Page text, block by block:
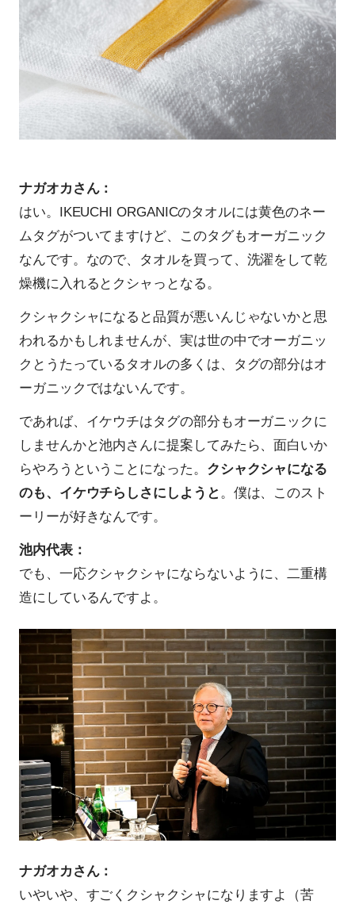
ナガオカさん：
はい。IKEUCHI ORGANICのタオルには黄色のネー
ムタグがついてますけど、このタグもオーガニック
なんです。なので、タオルを買って、洗濯をして乾
燥機に入れるとクシャっとなる。
クシャクシャになると品質が悪いんじゃないかと思
われるかもしれませんが、実は世の中でオーガニッ
クとうたっているタオルの多くは、タグの部分はオ
ーガニックではないんです。
であれば、イケウチはタグの部分もオーガニックに
しませんかと池内さんに提案してみたら、面白いか
らやろうということになった。 クシャクシャになる
のも、イケウチらしさにしようと 。僕は、このスト
ーリーが好きなんです。
池内代表：
でも、一応クシャクシャにならないように、二重構
造にしているんですよ。
ナガオカさん：
いやいや、すごくクシャクシャになりますよ（苦